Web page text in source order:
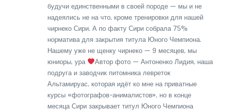
будучи единственными в своей породе — мы и не
надеялись не на что, кроме тренировки для нашей
чирнеко Сири. А по факту Сири собрала 75%
норматива для закрытия титула Юного Чемпиона.
Нашему уже не щенку чирнеко — 9 месяцев, мы
юниоры, ура
Автор фото — Антоненко Лидия, наша
подруга и заводчик питомника левреток
Альтамируас, которая идёт ко мне на приватные
курсы «фотографов-анималистов», но в конце
месяца Сири закрывает титул Юного Чемпиона